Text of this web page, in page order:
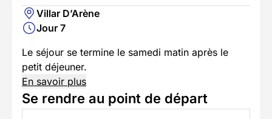
Villar D’Arène
Jour 7
Le séjour se termine le samedi matin après le
petit déjeuner.
En savoir plus
Se rendre au point de départ